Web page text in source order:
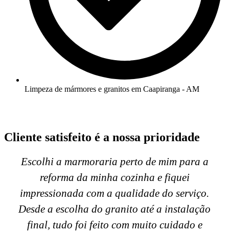
Limpeza de mármores e granitos em Caapiranga - AM
Cliente satisfeito é a nossa prioridade
Escolhi a marmoraria perto de mim para a
reforma da minha cozinha e fiquei
impressionada com a qualidade do serviço.
Desde a escolha do granito até a instalação
final, tudo foi feito com muito cuidado e